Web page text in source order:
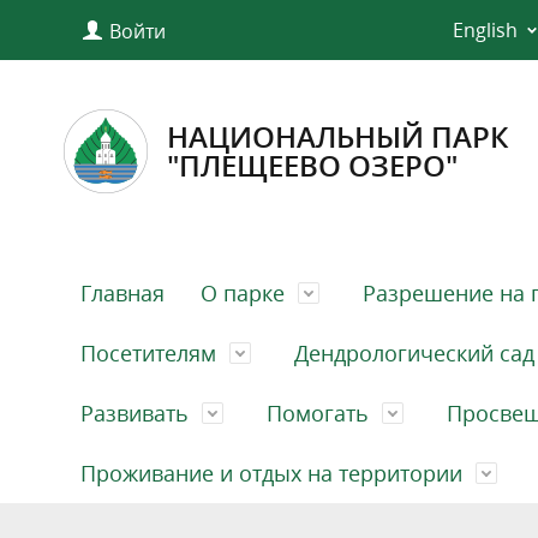
Войти English
НАЦИОНАЛЬНЫЙ ПАРК
"ПЛЕЩЕЕВО ОЗЕРО"
Главная О парке Разрешение на
Посетителям Дендрологический сад
Развивать Помогать
Проживание и отдых на территории